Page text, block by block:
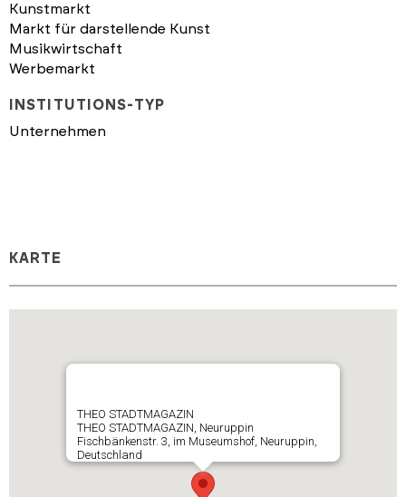
Kunstmarkt
Markt für darstellende Kunst
Musikwirtschaft
Werbemarkt
INSTITUTIONS-TYP
Unternehmen
KARTE
THEO STADTMAGAZIN
THEO STADTMAGAZIN, Neuruppin
Fischbänkenstr. 3, im Museumshof, Neuruppin,
Deutschland